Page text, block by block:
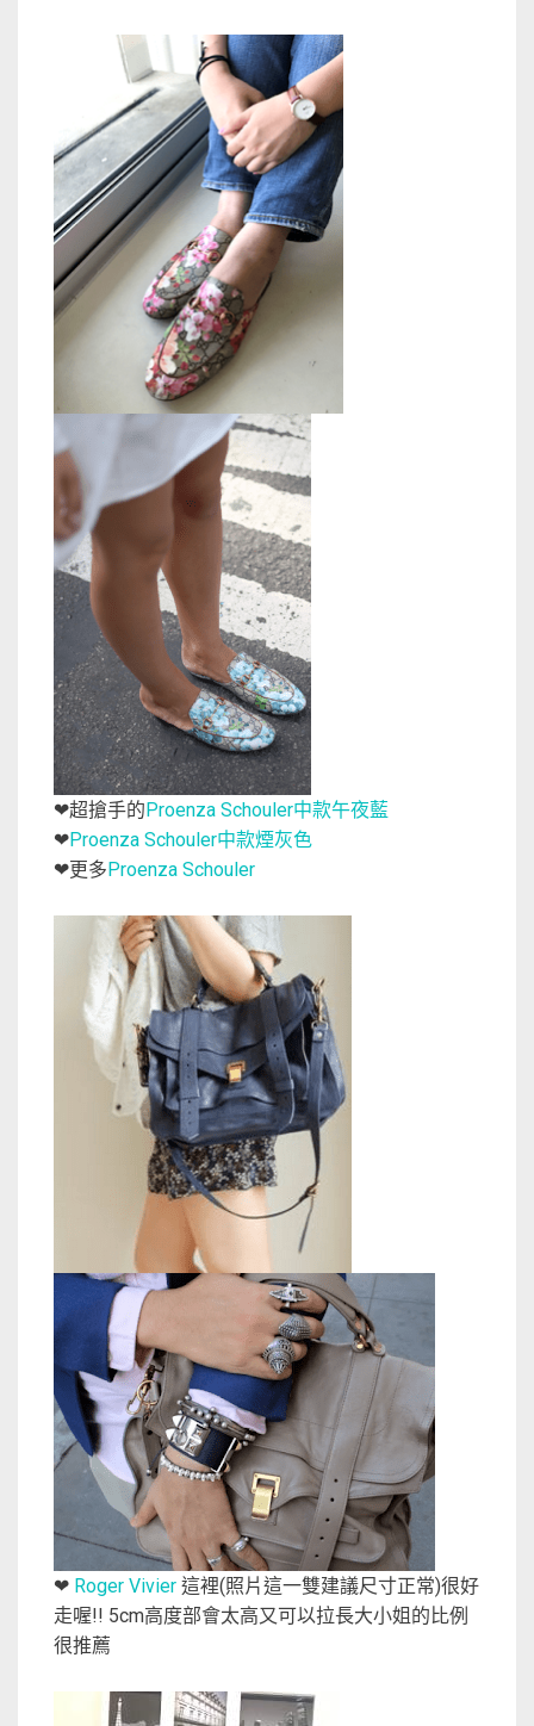
❤超搶手的 Proenza Schouler中款午夜藍
❤Proenza Schouler中款煙灰色
❤更多 Proenza Schouler
❤ Roger Vivier 這裡(照片這一雙建議尺寸正常)很好
走喔!! 5cm高度部會太高又可以拉長大小姐的比例
很推薦